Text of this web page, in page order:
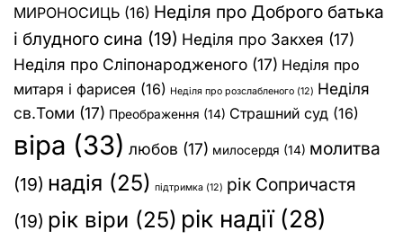
МИРОНОСИЦЬ (16) Неділя про Доброго батька
і блудного сина (19) Неділя про Закхея (17)
Неділя про Сліпонародженого (17) Неділя про
митаря і фарисея (16) Неділя про розслабленого (12) Неділя
св.Томи (17) Преображення (14) Страшний суд (16)
віра (33) любов (17) милосердя (14) молитва
(19) надія (25) підтримка (12) рік Сопричастя
(19) рік віри (25) рік надії(28)